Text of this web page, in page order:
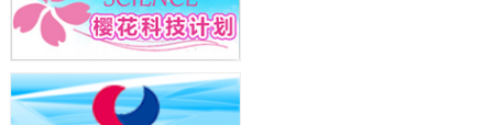
迥异之谜
科学研究
神户大学确认口服癌症疫苗B440单药给药的安全性，在转移性尿路上皮
癌患者中开展临床试验
政策
日本发布《令和8年版科学技术与创新白皮书》，解读第七期基本计划
陈小牧